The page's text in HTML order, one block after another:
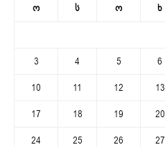
ო ს ო ხ
3
4 5 6
10
11 12 13
17
18 19 20
24
25 26 27